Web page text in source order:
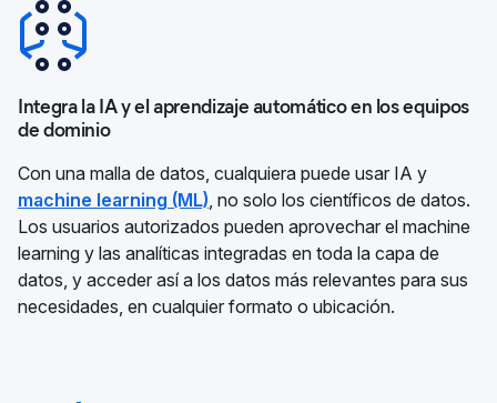
Integra la IA y el aprendizaje automático en los equipos
de dominio
Con una malla de datos, cualquiera puede usar IA y
machine learning (ML), no solo los científicos de datos.
Los usuarios autorizados pueden aprovechar el machine
learning y las analíticas integradas en toda la capa de
datos, y acceder así a los datos más relevantes para sus
necesidades, en cualquier formato o ubicación.